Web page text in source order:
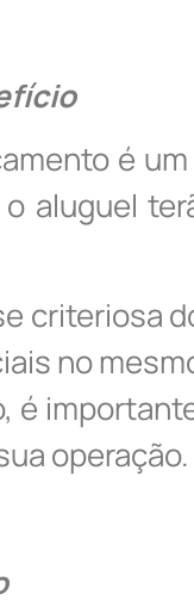
é
aluguel
criteriosa
no
é
operação.